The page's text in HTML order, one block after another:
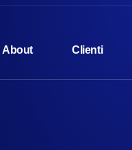
About Clienti